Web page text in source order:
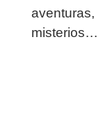
misterios…